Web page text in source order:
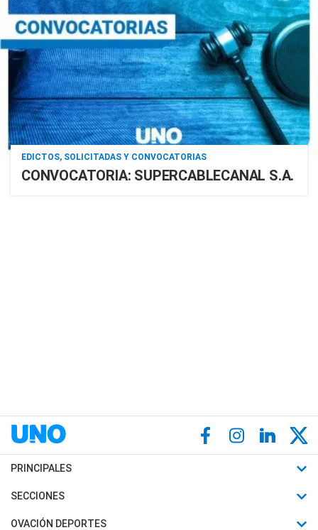
EDICTOS, SOLICITADAS Y CONVOCATORIAS
CONVOCATORIA: SUPERCABLECANAL S.A.
PRINCIPALES
Últimas Noticias
Política
SECCIONES
Horóscopo
OVACIÓN DEPORTES